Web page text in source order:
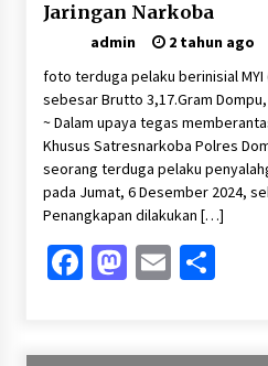
Jaringan Narkoba
admin
2 tahun ago
foto terduga pelaku berinisial
sebesar Brutto 3,17.Gram
~ Dalam upaya tegas
Khusus Satresnarkoba Polres
seorang terduga pelaku
pada Jumat, 6 Desember 2024,
Penangkapan dilakukan […]
Facebook
Mastodon
Email